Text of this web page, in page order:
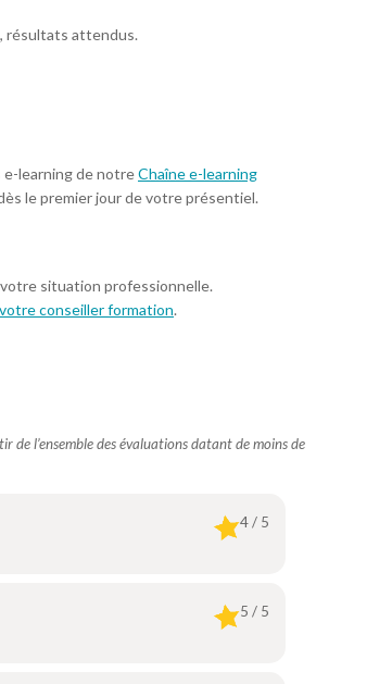
résultats attendus.
e-learning de notreChaîne e-learning
le premier jour de votre présentiel.
situation professionnelle.
conseiller formation.
de l’ensemble des évaluations datant de moins de
4 / 5
5 / 5